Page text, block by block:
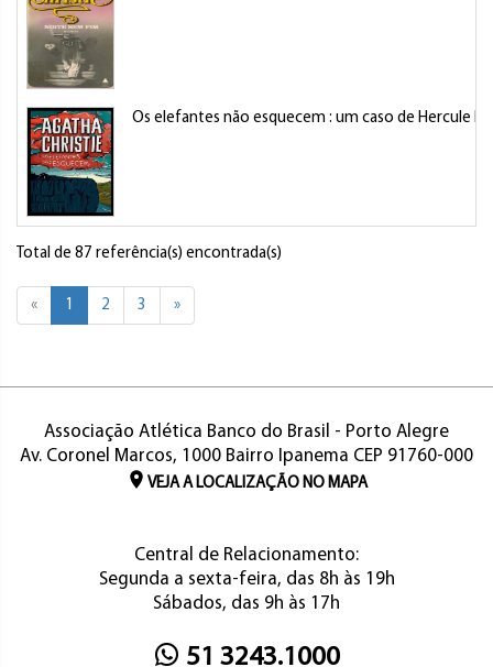
Os elefantes não esquecem : um caso de Hercule
Total de 87 referência(s) encontrada(s)
« 1 2 3 »
Associação Atlética Banco do Brasil - Porto Alegre
Av. Coronel Marcos, 1000 Bairro Ipanema CEP 91760-000
VEJA A LOCALIZAÇÃO NO MAPA
Central de Relacionamento:
Segunda a sexta-feira, das 8h às 19h
Sábados, das 9h às 17h
51 3243.1000